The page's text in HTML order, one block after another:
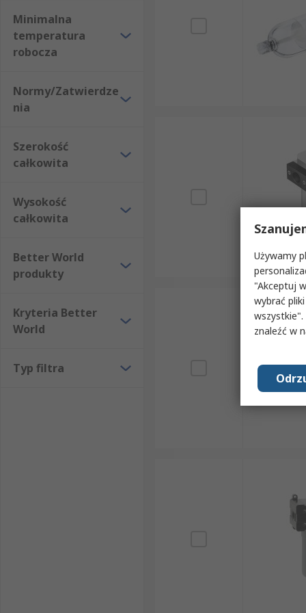
Minimalna
temperatura
robocza
Normy/Zatwierdze
nia
Szerokość
całkowita
Wysokość
całkowita
Better World
produkty
Kryteria Better
World
Typ filtra
Używamy
"Akceptuj
wybrać
znaleźć w